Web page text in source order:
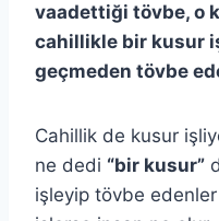
vaadettiği tövbe, o
cahillikle bir kusur
geçmeden tövbe
Cahillik de kusur
ne dedi “bir kusur”
işleyip tövbe